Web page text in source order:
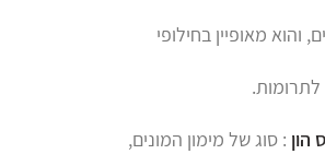
והוא מאופיין בחילופי
לתרומות.
הון : סוג של מימון המונים,